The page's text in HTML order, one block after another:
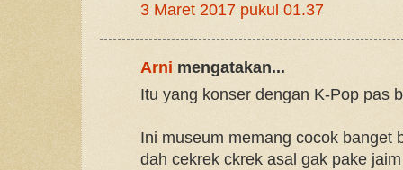
3 Maret 2017 pukul 01.37
Arni mengatakan...
Itu yang konser dengan K-Pop pas
Ini museum memang cocok banget
dah cekrek ckrek asal gak pake